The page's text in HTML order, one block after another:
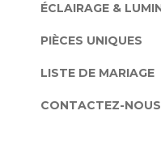
ÉCLAIRAGE &
PIÈCES UNIQUES
LISTE DE MARIAGE
CONTACTEZ-NOUS